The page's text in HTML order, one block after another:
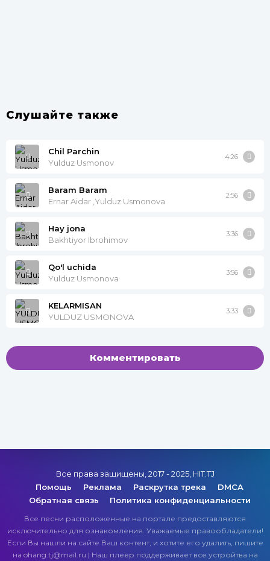
Слушайте также
Chil Parchin
Yulduz Usmonov
4:26
Baram Baram
Ernar Aidar ,Yulduz Usmonova
2:56
Hay jona
Bakhtiyor Ibrohimov
3:36
Qo'l uchida
Yulduz Usmonova
3:56
KELARMISAN
YULDUZ USMONOVA
3:33
Комментировать
Все права защищены, 2017 - 2025, HIT.TJ
Помощь
Реклама Раскрутка трека
DMCA
Обратная связь
Политика конфиденциальности
Все песни расположенные на портале предоставляются
исключительно для ознакомления. Уважаемые правообладатели!
Если Вы нашли на сайте Ваш контент, и хотите его удалить, пишите
на ohang.tj@mail.ru | Наш плеер поддерживает все устройтва на